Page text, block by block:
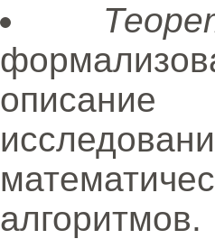
алгоритмов.